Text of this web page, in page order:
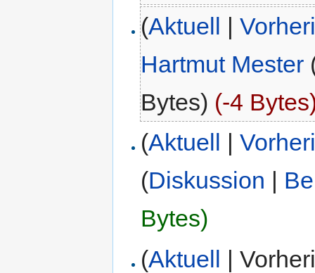
(Aktuell |
Hartmut Mester
Bytes) (-4
(Aktuell |
(Diskussion |
Bytes)
(Aktuell |